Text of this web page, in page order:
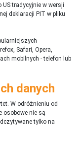
tradycyjnie w wersji
deklaracji PIT w pliku
Safari, Opera,
mobilnych - telefon lub
danych
W odróżnieniu od
osobowe nie są
tylko na